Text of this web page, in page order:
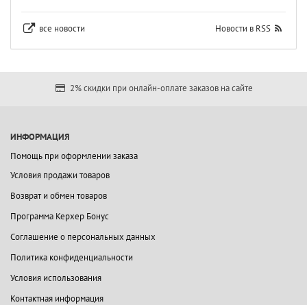
все новости Новости в RSS
2% скидки при онлайн-оплате заказов на сайте
ИНФОРМАЦИЯ
Помощь при оформлении заказа
Условия продажи товаров
Возврат и обмен товаров
Программа Керхер Бонус
Соглашение о персональных данных
Политика конфиденциальности
Условия использования
Контактная информация